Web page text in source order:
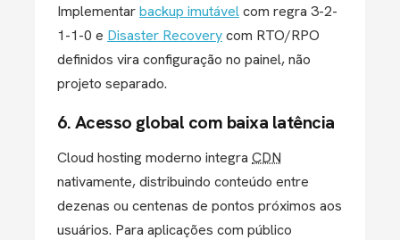
Implementarbackup imutávelcom regra 3-2-
1-1-0 e Disaster Recoverycom RTO/RPO
definidos vira configuração no painel, não
projeto separado.
6. Acesso global com baixa latência
Cloud hosting moderno integra CDN
nativamente, distribuindo conteúdo entre
dezenas ou centenas de pontos próximos aos
usuários. Para aplicações com público